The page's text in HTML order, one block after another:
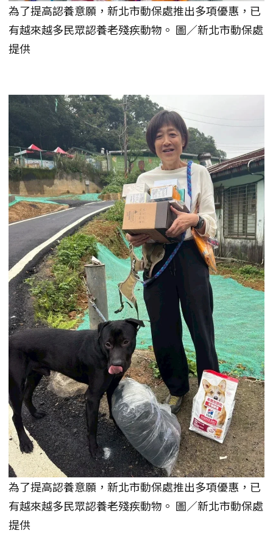
為了提高認養意願，新北市動保處推出多項優惠，已
有越來越多民眾認養老殘疾動物。 圖／新北市動保處
提供
為了提高認養意願，新北市動保處推出多項優惠，已
有越來越多民眾認養老殘疾動物。 圖／新北市動保處
提供